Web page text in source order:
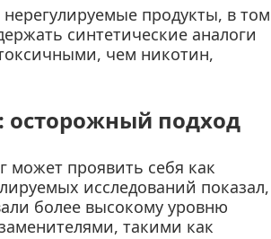
продукты, в том
синтетические аналоги
чем никотин,
осторожный подход
может проявить себя как
исследований показал,
более высокому уровню
такими как